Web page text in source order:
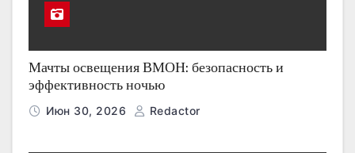
Мачты освещения ВМОН: безопасность и
эффективность ночью
Июн 30, 2026 Redactor